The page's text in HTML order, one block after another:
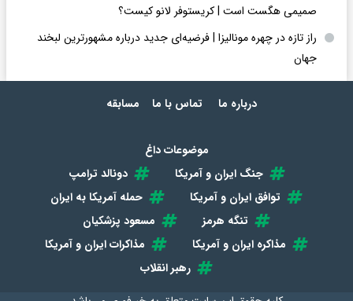
صمیمی هگست است | کریستوفر لانو کیست؟
راز تازه در چهره مونالیزا | فرضیه‌ای جدید درباره مشهورترین لبخند
جهان
درباره ما تماس با ما مسابقه
موضوعات داغ
جنگ ایران و آمریکا
دونالد ترامپ
توافق ایران و آمریکا
حمله آمریکا به ایران
تنگه هرمز
مسعود پزشکیان
مذاکره ایران و آمریکا
مذاکرات ایران و آمریکا
رهبر انقلاب